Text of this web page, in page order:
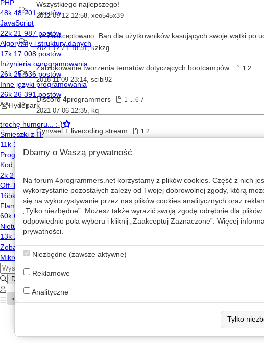
Wszystkiego najlepszego!
2012-09-12 12:58, xeo545x39
Zaakceptowano Ban dla użytkowników kasujących swoje wątki po
2021-12-21 18:51,kzkzg
Zablokowanie tworzenia tematów dotyczących bootcampów 1 2
2018-11-09 23:14 scibi92
Discord 4programmers 1 ... 6 7
2021-07-06 12:35, kq
Gynvael + livecoding stream 1 2
Wełna totalna - numer 3 1 2
2021-02-22 22:08 jarekr000000
Writeup CSAW CTF 2015
Writeup DS CTF 2015
2015-04-26 22:30
«
Dbamy o Waszą prywatność
Na forum 4programmers.net korzystamy z plików cookies. Część z nich
wykorzystanie pozostałych zależy od Twojej dobrowolnej zgody, którą
się na wykorzystywanie przez nas plików cookies analitycznych oraz
„Tylko niezbędne”. Możesz także wyrazić swoją zgodę odrębnie dla
odpowiednio pola wyboru i kliknij „Zaakceptuj Zaznaczone”. Więcej
prywatności.
Niezbędne (zawsze aktywne)
Reklamowe
Analityczne
Tylko